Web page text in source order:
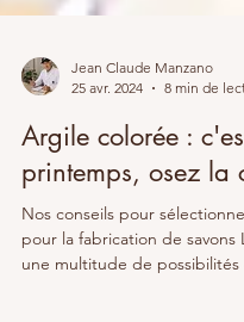
Jean Claude Manzano
25 avr. 2024
8 min de
Argile colorée : c'est
printemps, osez la
Nos conseils pour